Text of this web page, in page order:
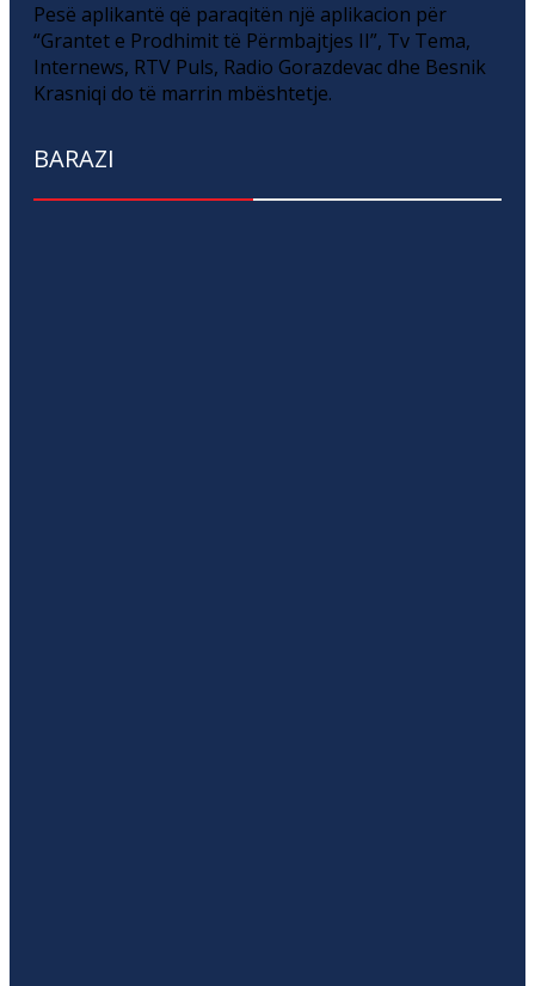
Pesë aplikantë që paraqitën një aplikacion për
“Grantet e Prodhimit të Përmbajtjes II”, Tv Tema,
Internews, RTV Puls, Radio Gorazdevac dhe Besnik
Krasniqi do të marrin mbështetje.
BARAZI